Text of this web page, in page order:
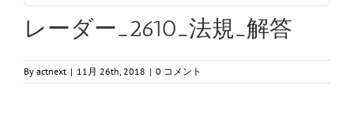
レーダー_2610_法規_解答
By actnext | 11月 26th, 2018 | 0 コメント